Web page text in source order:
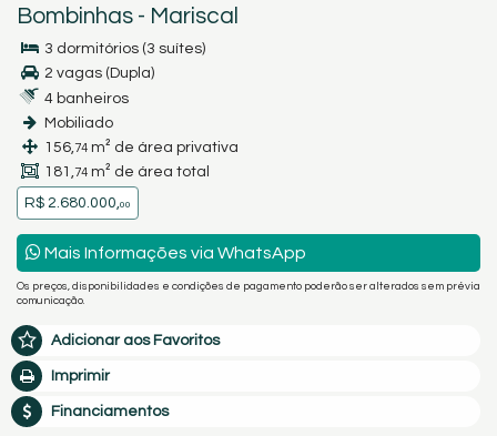
Bombinhas - Mariscal
3 dormitórios (3 suítes)
2 vagas (Dupla)
4 banheiros
Mobiliado
156,74 m² de área privativa
181,74 m² de área total
R$ 2.680.000,00
Mais Informações via WhatsApp
Os preços, disponibilidades e condições de pagamento poderão ser alterados sem prévia
comunicação.
Adicionar aos Favoritos
Imprimir
Financiamentos